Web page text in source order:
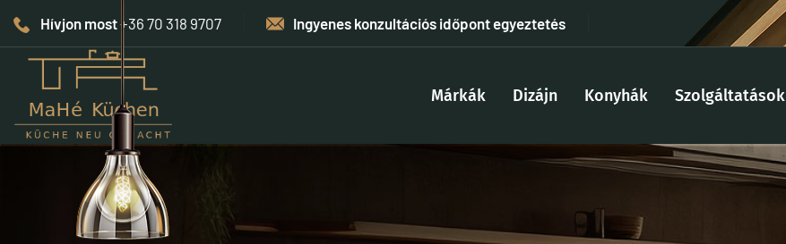
Hívjon most+36 70 318 9707 Ingyenes konzultációs időpont egyeztetés
Márkák Dizájn Konyhák Szolgáltatások